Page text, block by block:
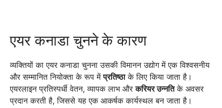
एयर कनाडा चुनने के कारण
व्यक्तियों का एयर कनाडा चुनना उसकी विमानन उद्योग में एक विश्वसनीय
और सम्मानित नियोक्ता के रूप मेंप्रतिष्ठाके लिए किया जाता है।
एयरलाइन प्रतिस्पर्धी वेतन, व्यापक लाभ औरकरियर उन्नतिके अवसर
प्रदान करती है, जिससे यह एक आकर्षक कार्यस्थल बन जाता है।